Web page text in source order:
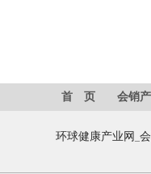
首 页 会销
环球健康产业网